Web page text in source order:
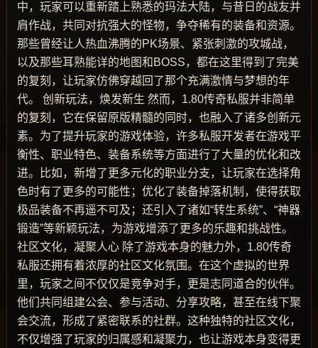
中，玩家可以重新踏上熟悉的玛法大陆，与昔日的战友并
肩作战，共同对抗强大的怪物，争夺稀有的装备和资源。
那些曾经让人热血沸腾的PK场景、紧张刺激的攻城战，
以及那些耳熟能详的地图和BOSS，都在这里得到了完美
的复刻，让玩家仿佛穿越回了那个充满激情与梦想的年
代。 创新玩法，焕发新生 然而，1.80传奇私服并非简单
的复刻，它在保留原版精髓的同时，也融入了诸多创新元
素。为了提升玩家的游戏体验，许多私服开发者在游戏平
衡性、职业特色、装备系统等方面进行了大量的优化和改
进。比如，新增了更多元化的职业分支，让玩家在选择角
色时有了更多的可能性；优化了装备掉落机制，使得获取
极品装备不再遥不可及；还引入了诸如“转生系统”、“神器
锻造”等新颖玩法，为游戏增添了更多的乐趣和挑战性。
社区文化，凝聚人心 除了游戏本身的魅力外，1.80传奇
私服还拥有着浓厚的社区文化氛围。在这个虚拟的世界
里，玩家之间不仅仅是竞争对手，更是志同道合的伙伴。
他们共同组建公会、参与活动、分享攻略，甚至在线下聚
会交流，形成了紧密联系的社群。这种独特的社区文化，
不仅增强了玩家的归属感和凝聚力，也让游戏本身变得更